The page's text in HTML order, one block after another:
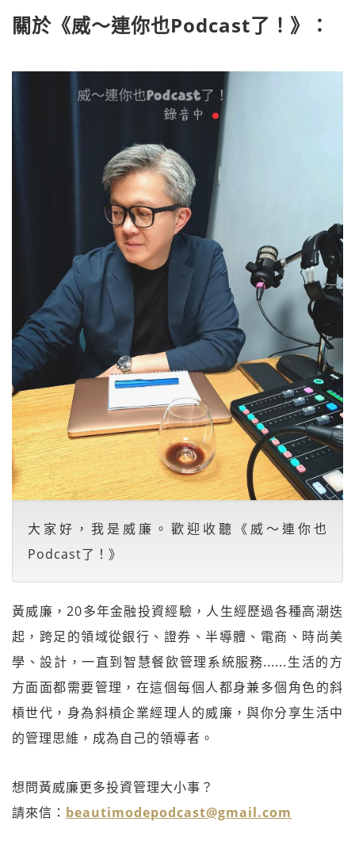
關於《威～連你也Podcast了！》：
大家好，我是威廉。歡迎收聽《威～連你也
Podcast了！》
黃威廉，20多年金融投資經驗，人生經歷過各種高潮迭
起，跨足的領域從銀行、證券、半導體、電商、時尚美
學、設計，一直到智慧餐飲管理系統服務......生活的方
方面面都需要管理，在這個每個人都身兼多個角色的斜
槓世代，身為斜槓企業經理人的威廉，與你分享生活中
的管理思維，成為自己的領導者。
想問黃威廉更多投資管理大小事？
請來信： beautimodepodcast@gmail.com